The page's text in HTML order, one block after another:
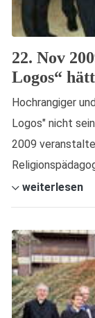
22. Nov
Logos“
Hochrangiger
Logos" nicht
2009
weiterlesen